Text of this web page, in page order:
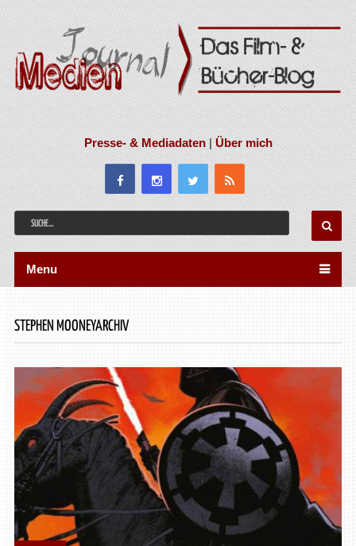
Presse- & Mediadaten|Über mich
Menu
STEPHEN MOONEYARCHIV